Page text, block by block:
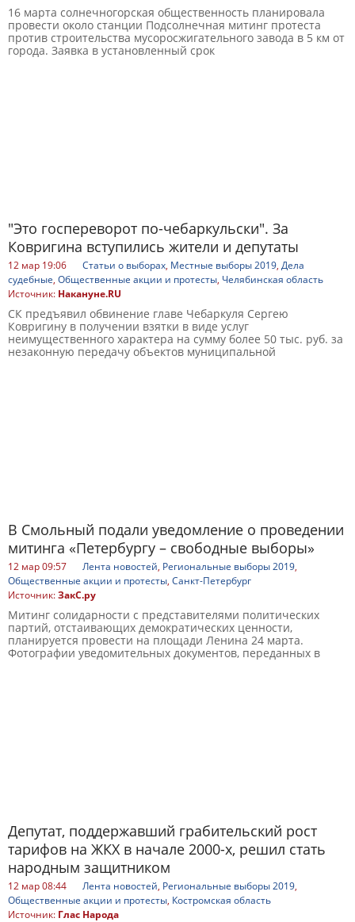
16 марта солнечногорская общественность планировала
провести около станции Подсолнечная митинг протеста
против строительства мусоросжигательного завода в 5 км от
города. Заявка в установленный срок
"Это госпереворот по-чебаркульски". За
Ковригина вступились жители и депутаты
12 мар 19:06 Статьи о выборах, Местные выборы 2019, Дела
судебные, Общественные акции и протесты, Челябинская область
Источник: Накануне.RU
СК предъявил обвинение главе Чебаркуля Сергею
Ковригину в получении взятки в виде услуг
неимущественного характера на сумму более 50 тыс. руб. за
незаконную передачу объектов муниципальной
В Смольный подали уведомление о проведении
митинга «Петербургу – свободные выборы»
12 мар 09:57 Лента новостей, Региональные выборы 2019,
Общественные акции и протесты, Санкт-Петербург
Источник:ЗакС.ру
Митинг солидарности с представителями политических
партий, отстаивающих демократических ценности,
планируется провести на площади Ленина 24 марта.
Фотографии уведомительных документов, переданных в
Депутат, поддержавший грабительский рост
тарифов на ЖКХ в начале 2000-х, решил стать
народным защитником
12 мар 08:44 Лента новостей, Региональные выборы 2019,
Общественные акции и протесты, Костромская область
Источник: Глас Народа